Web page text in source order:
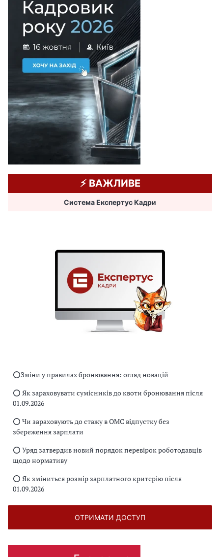
⚡️ ВАЖЛИВЕ
Система Експертус Кадри
⭕️Зміни у правилах бронювання: огляд новацій
⭕️ Як зараховувати сумісників до квоти бронювання після
01.09.2026
⭕️ Чи зараховують до стажу в ОМС відпустку без
збереження зарплати
⭕️ Уряд затвердив новий порядок перевірок роботодавців
щодо нормативу
⭕️ Як зміниться розмір зарплатного критерію після
01.09.2026
ОТРИМАТИ ДОСТУП